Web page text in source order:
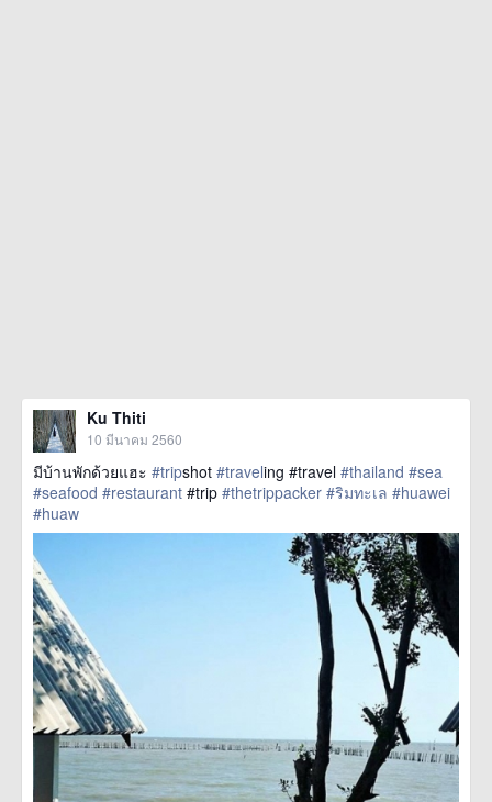
Ku Thiti
10 มีนาคม 2560
มีบ้านพักด้วยแฮะ #tripshot #traveling #travel #thailand #sea
#seafood #restaurant #trip #thetrippacker #ริมทะเล #huawei
#huaw
href=https://m.thetrippacker.com/th/image/location/204023>
more